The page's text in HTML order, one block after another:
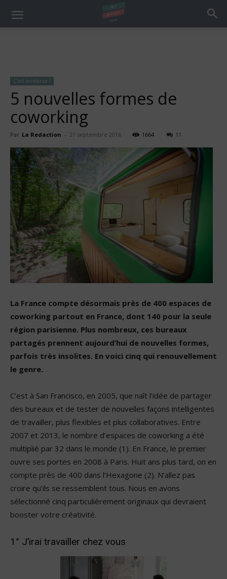
C’est tendance !
5 nouvelles formes de
coworking
Par La Redaction - 21 septembre 2016 1664 11
La France compte désormais près de 400 espaces de
coworking partout en France, dont 140 pour la seule
région parisienne. Plus nombreux, ces bureaux
partagés prennent aujourd’hui de nouvelles formes,
parfois très insolites. En voici cinq qui renouvellement
le genre.
C’est à San Francisco, en 2005, que naît l’idée de partager
des bureaux et de tester de nouvelles façons intelligentes
de travailler, plus flexibles et plus collaboratives. Entre
2007 et 2013, le nombre d’espaces de coworking a été
multiplié par 32 dans le monde (1). En France, le premier
ouvre ses portes en 2008 à Paris. Huit ans plus tard, on en
compte près de 400 dans l’Hexagone (2). N’allez pas
croire qu’ils se ressemblent tous. Nous en avons
sélectionné cinq particulièrement originaux qui devraient
booster votre créativité.
1° J’irai travailler chez vous